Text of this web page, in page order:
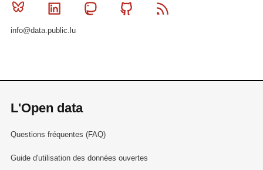
Bluesky Linkedin MastodonGithub
info@data.public.lu
L'Open data
Questions fréquentes (FAQ)
Guide d'utilisation des données ouvertes